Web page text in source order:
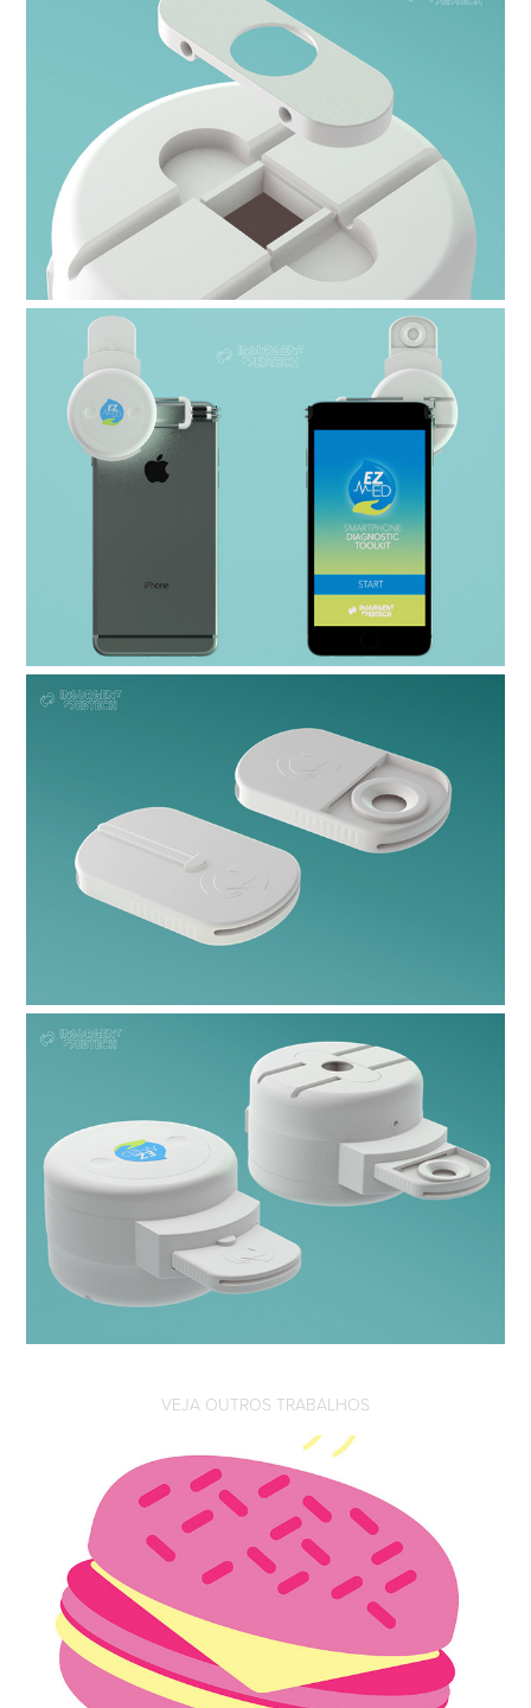
VEJA OUTROS TRABALHOS